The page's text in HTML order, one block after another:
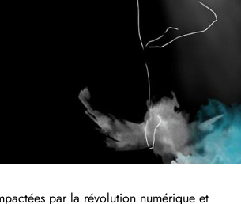
par la révolution numérique et